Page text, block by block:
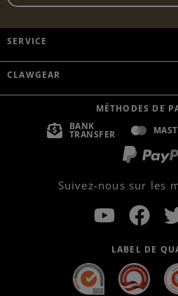
SERVICE
CLAWGEAR
MÉTHODES DE
BANK
TRANSFER
Suivez-nous sur les
LABEL DE